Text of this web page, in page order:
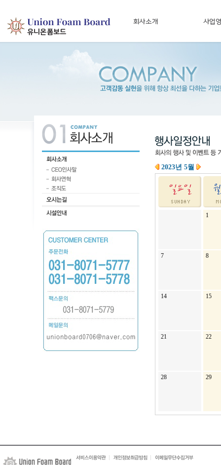
2023년 5월
1
7 8
14 15
21 22
28 29